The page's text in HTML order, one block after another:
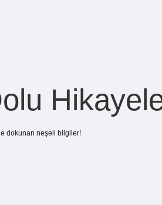
dokunan neşeli bilgiler!